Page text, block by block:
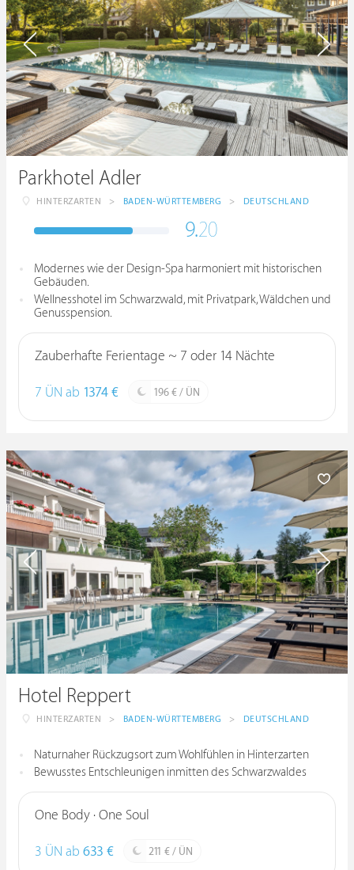
Parkhotel Adler
HINTERZARTEN > BADEN-WÜRTTEMBERG > DEUTSCHLAND
9.20
Modernes wie der Design-Spa harmoniert mit historischen
Gebäuden.
Wellnesshotel im Schwarzwald, mit Privatpark, Wäldchen und
Genusspension.
Zauberhafte Ferientage ~ 7 oder 14 Nächte
7 ÜN ab 1374 € 196 € / ÜN
Hotel Reppert
HINTERZARTEN > BADEN-WÜRTTEMBERG > DEUTSCHLAND
Naturnaher Rückzugsort zum Wohlfühlen in Hinterzarten
Bewusstes Entschleunigen inmitten des Schwarzwaldes
One Body · One Soul
3 ÜN ab 633 € 211 € / ÜN